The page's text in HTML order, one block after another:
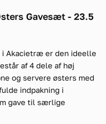
Gavesæt - 23.5
i Akacietræ er den ideelle
af 4 dele af høj
og servere østers med
indpakning i
gave til særlige